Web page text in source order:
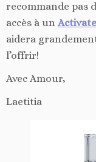
recommande pas
accès à un
aidera
l’offrir!
Avec Amour,
Laetitia